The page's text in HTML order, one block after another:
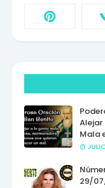
Alejar
Mala
29/